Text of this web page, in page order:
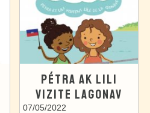
PÉTRA AK LILI
VIZITE LAGONAV
07/05/2022